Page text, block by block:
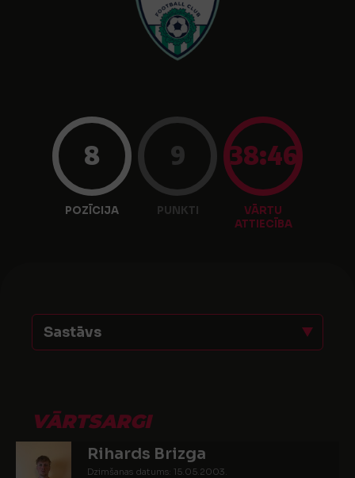
8
POZĪCIJA
9
PUNKTI
38:46
VĀRTU
ATTIECĪBA
Sastāvs
VĀRTSARGI
Rihards Brizga
Dzimšanas datums: 15.05.2003.